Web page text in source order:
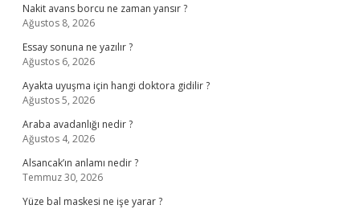
Nakit avans borcu ne zaman yansır ?
Ağustos 8, 2026
Essay sonuna ne yazılır ?
Ağustos 6, 2026
Ayakta uyuşma için hangi doktora gidilir ?
Ağustos 5, 2026
Araba avadanlığı nedir ?
Ağustos 4, 2026
Alsancak’ın anlamı nedir ?
Temmuz 30, 2026
Yüze bal maskesi ne işe yarar ?